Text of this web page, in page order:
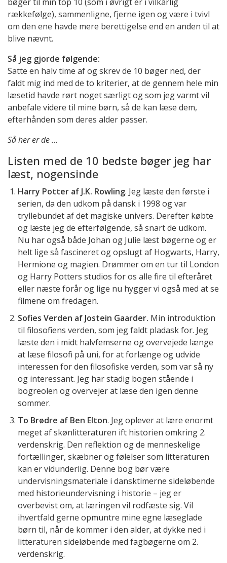
rækkefølge), sammenligne, fjerne igen og være i tvivl
om den ene havde mere berettigelse end en anden til at
blive nævnt.
Så jeg gjorde følgende:
Satte en halv time af og skrev de 10 bøger ned, der
faldt mig ind med de to kriterier, at de gennem hele min
læsetid havde rørt noget særligt og som jeg varmt vil
anbefale videre til mine børn, så de kan læse dem,
efterhånden som deres alder passer.
Så her er de …
Listen med de 10 bedste bøger jeg har
læst, nogensinde
Harry Potter af J.K. Rowling. Jeg læste den første i
serien, da den udkom på dansk i 1998 og var
tryllebundet af det magiske univers. Derefter købte
og læste jeg de efterfølgende, så snart de udkom.
Nu har også både Johan og Julie læst bøgerne og er
helt lige så fascineret og opslugt af Hogwarts, Harry,
Hermione og magien. Drømmer om en tur til London
og Harry Potters studios for os alle fire til efteråret
eller næste forår og lige nu hygger vi også med at se
filmene om fredagen.
Sofies Verden af Jostein Gaarder. Min introduktion
til filosofiens verden, som jeg faldt pladask for. Jeg
læste den i midt halvfemserne og overvejede længe
at læse filosofi på uni, for at forlænge og udvide
interessen for den filosofiske verden, som var så ny
og interessant. Jeg har stadig bogen stående i
bogreolen og overvejer at læse den igen denne
sommer.
To Brødre af Ben Elton. Jeg oplever at lære enormt
meget af skønlitteraturen ift historien omkring 2.
verdenskrig. Den reflektion og de menneskelige
fortællinger, skæbner og følelser som litteraturen
kan er vidunderlig. Denne bog bør være
undervisningsmateriale i dansktimerne sideløbende
med historieundervisning i historie – jeg er
overbevist om, at læringen vil rodfæste sig. Vil
ihvertfald gerne opmuntre mine egne læseglade
børn til, når de kommer i den alder, at dykke ned i
litteraturen sideløbende med fagbøgerne om 2.
verdenskrig.